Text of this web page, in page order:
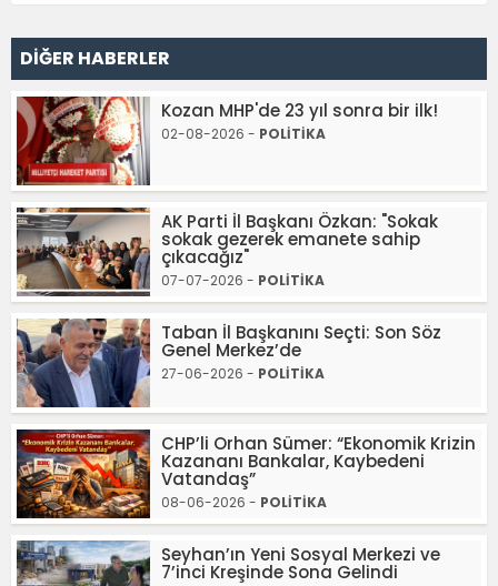
DİĞER HABERLER
Kozan MHP'de 23 yıl sonra bir ilk!
02-08-2026 - POLİTİKA
AK Parti İl Başkanı Özkan: "Sokak
sokak gezerek emanete sahip
çıkacağız"
07-07-2026 - POLİTİKA
Taban İl Başkanını Seçti: Son Söz
Genel Merkez’de
27-06-2026 - POLİTİKA
CHP’li Orhan Sümer: “Ekonomik Krizin
Kazananı Bankalar, Kaybedeni
Vatandaş”
08-06-2026 - POLİTİKA
Seyhan’ın Yeni Sosyal Merkezi ve
7’inci Kreşinde Sona Gelindi